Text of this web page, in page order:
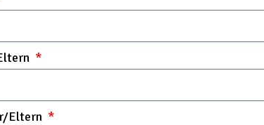
Eltern